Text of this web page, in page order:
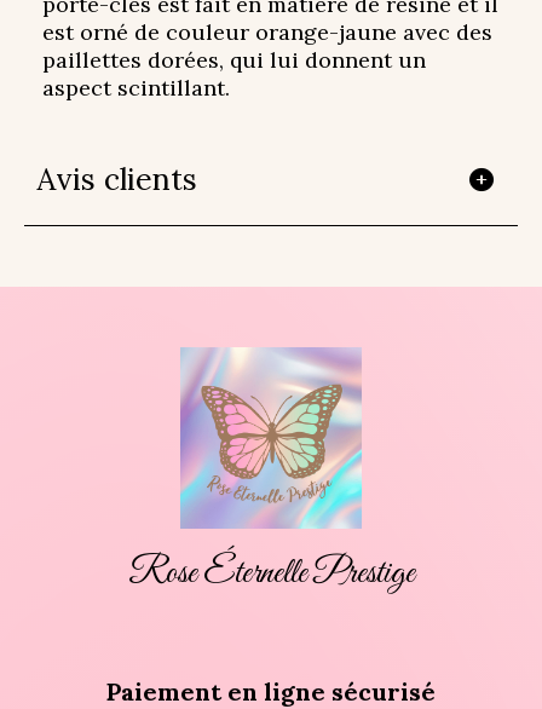
est orné de couleur orange-jaune avec des
paillettes dorées, qui lui donnent un
aspect scintillant.
Avis clients
Rose Éternelle Prestige
Paiement en ligne sécurisé